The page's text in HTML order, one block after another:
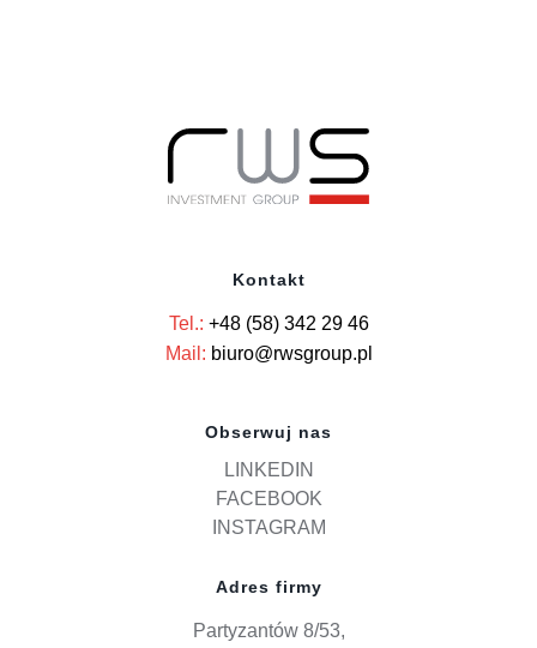
Kontakt
Tel.: +48 (58) 342 29 46
Mail: biuro@rwsgroup.pl
Obserwuj nas
LINKEDIN
FACEBOOK
INSTAGRAM
Adres firmy
Partyzantów 8/53,